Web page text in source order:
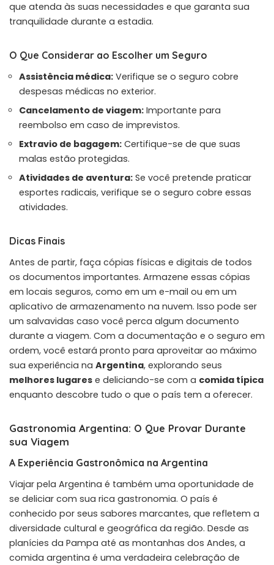
que atenda às suas necessidades e que garanta sua
tranquilidade durante a estadia.
O Que Considerar ao Escolher um Seguro
Assistência médica: Verifique se o seguro cobre
despesas médicas no exterior.
Cancelamento de viagem: Importante para
reembolso em caso de imprevistos.
Extravio de bagagem: Certifique-se de que suas
malas estão protegidas.
Atividades de aventura: Se você pretende praticar
esportes radicais, verifique se o seguro cobre essas
atividades.
Dicas Finais
Antes de partir, faça cópias físicas e digitais de todos
os documentos importantes. Armazene essas cópias
em locais seguros, como em um e-mail ou em um
aplicativo de armazenamento na nuvem. Isso pode ser
um salvavidas caso você perca algum documento
durante a viagem. Com a documentação e o seguro em
ordem, você estará pronto para aproveitar ao máximo
sua experiência na Argentina, explorando seus
melhores lugares e deliciando-se com a comida típica
enquanto descobre tudo o que o país tem a oferecer.
Gastronomia Argentina: O Que Provar Durante
sua Viagem
A Experiência Gastronômica na Argentina
Viajar pela Argentina é também uma oportunidade de
se deliciar com sua rica gastronomia. O país é
conhecido por seus sabores marcantes, que refletem a
diversidade cultural e geográfica da região. Desde as
planícies da Pampa até as montanhas dos Andes, a
comida argentina é uma verdadeira celebração de